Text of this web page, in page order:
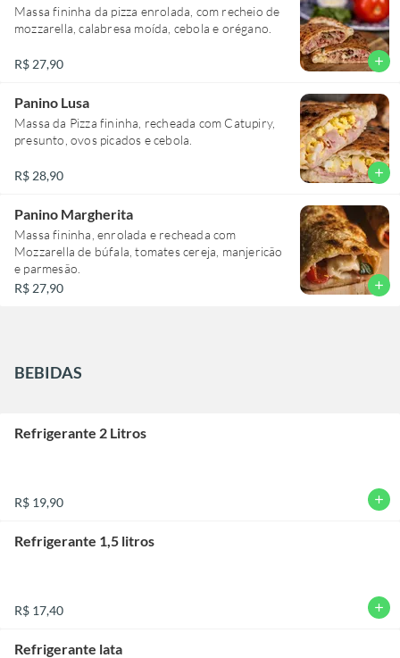
Massa fininha da pizza enrolada, com recheio de
mozzarella, calabresa moída, cebola e orégano.
R$ 27,90 add
Panino Lusa
Massa da Pizza fininha, recheada com Catupiry,
presunto, ovos picados e cebola.
R$ 28,90 add
Panino Margherita
Massa fininha, enrolada e recheada com
Mozzarella de búfala, tomates cereja, manjericão
e parmesão.
R$ 27,90
add
BEBIDAS
Refrigerante 2 Litros
R$ 19,90 add
Refrigerante 1,5 litros
R$ 17,40 add
Refrigerante lata